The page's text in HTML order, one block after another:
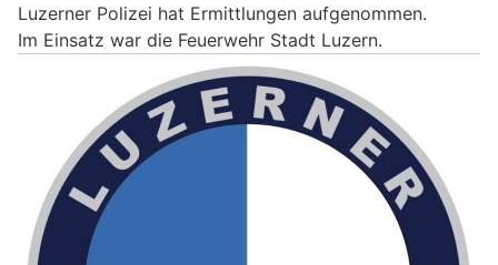
Luzerner Polizei hat Ermittlungen aufgenommen.
Im Einsatz war die Feuerwehr Stadt Luzern.